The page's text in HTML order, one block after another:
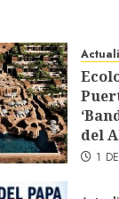
del
1